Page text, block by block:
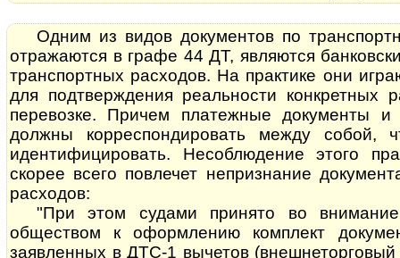
Одним из видов документов по
отражаются в графе 44 ДТ, являются
транспортных расходов. На практике они
для подтверждения реальности конкретных
перевозке. Причем платежные документы и
должны корреспондировать между
идентифицировать. Несоблюдение этого
скорее всего повлечет непризнание
расходов:
"При этом судами принято во
обществом к оформлению комплект
заявленных в ДТС-1 вычетов (внешнеторговый